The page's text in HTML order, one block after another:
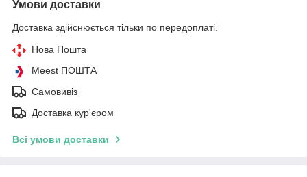
Умови доставки
Доставка здійснюється тільки по передоплаті.
Нова Пошта
Meest ПОШТА
Самовивіз
Доставка кур'єром
Всі умови доставки